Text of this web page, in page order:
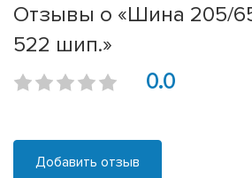
Отзывы о «Шина 205/
522 шип.»
0.0
Добавить отзыв